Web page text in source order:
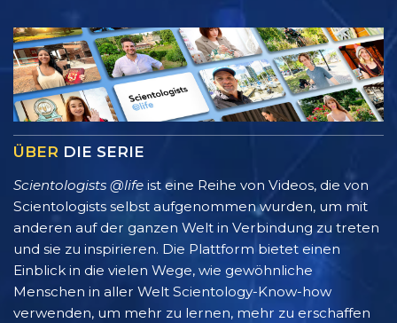
ÜBER DIE SERIE
Scientologists @life ist eine Reihe von Videos, die von
Scientologists selbst aufgenommen wurden, um mit
anderen auf der ganzen Welt in Verbindung zu treten
und sie zu inspirieren. Die Plattform bietet einen
Einblick in die vielen Wege, wie gewöhnliche
Menschen in aller Welt Scientology-Know-how
verwenden, um mehr zu lernen, mehr zu erschaffen